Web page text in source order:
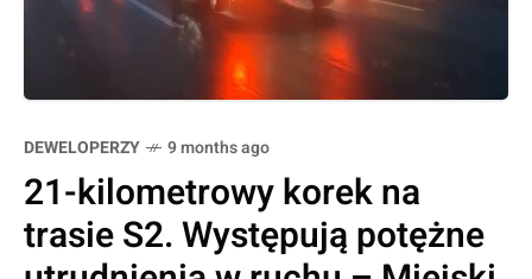
DEWELOPERZY 9 months ago
21-kilometrowy korek na
trasie S2. Występują potężne